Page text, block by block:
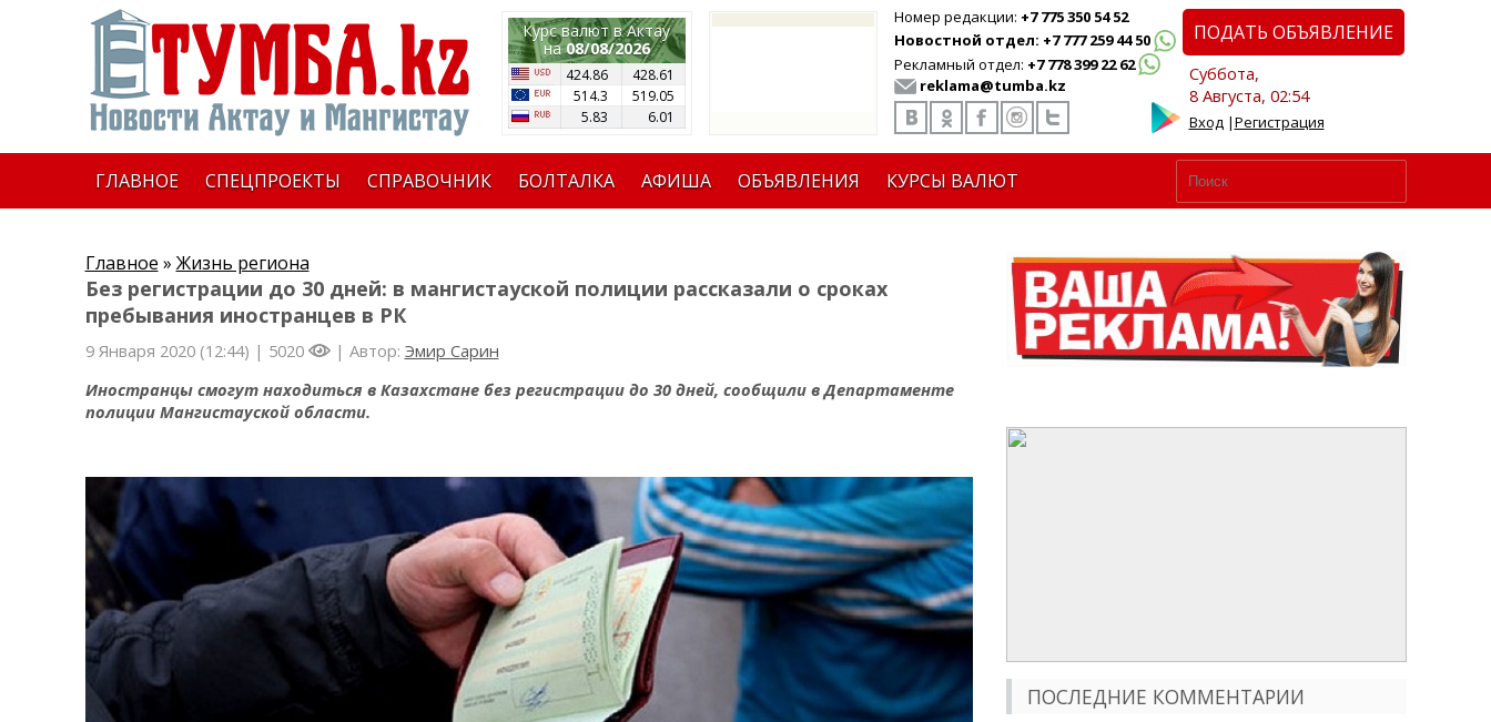
Курс валют в Актау
на08/08/2026
424.86
428.61
514.3
519.05
5.83
6.01
Номер редакции: +7 775 350 54 52
Новостной отдел: +7 777 259 44 50
Рекламный отдел: +7 778 399 22 62
reklama@tumba.kz
ПОДАТЬ ОБЪЯВЛЕНИЕ
Суббота,
8 Августа, 02:54
Вход|Регистрация
ГЛАВНОЕ СПЕЦПРОЕКТЫ СПРАВОЧНИК БОЛТАЛКА АФИША ОБЪЯВЛЕНИЯ КУРСЫ ВАЛЮТ
Главное » Жизнь региона
Без регистрации до 30 дней: в мангистауской полиции рассказали о сроках
пребывания иностранцев в РК
9 Января 2020 (12:44) | 5020 | Автор: Эмир Сарин
Иностранцы смогут находиться в Казахстане без регистрации до 30 дней, сообщили в Департаменте
полиции Мангистауской области.
ПОСЛЕДНИЕ КОММЕНТАРИИ